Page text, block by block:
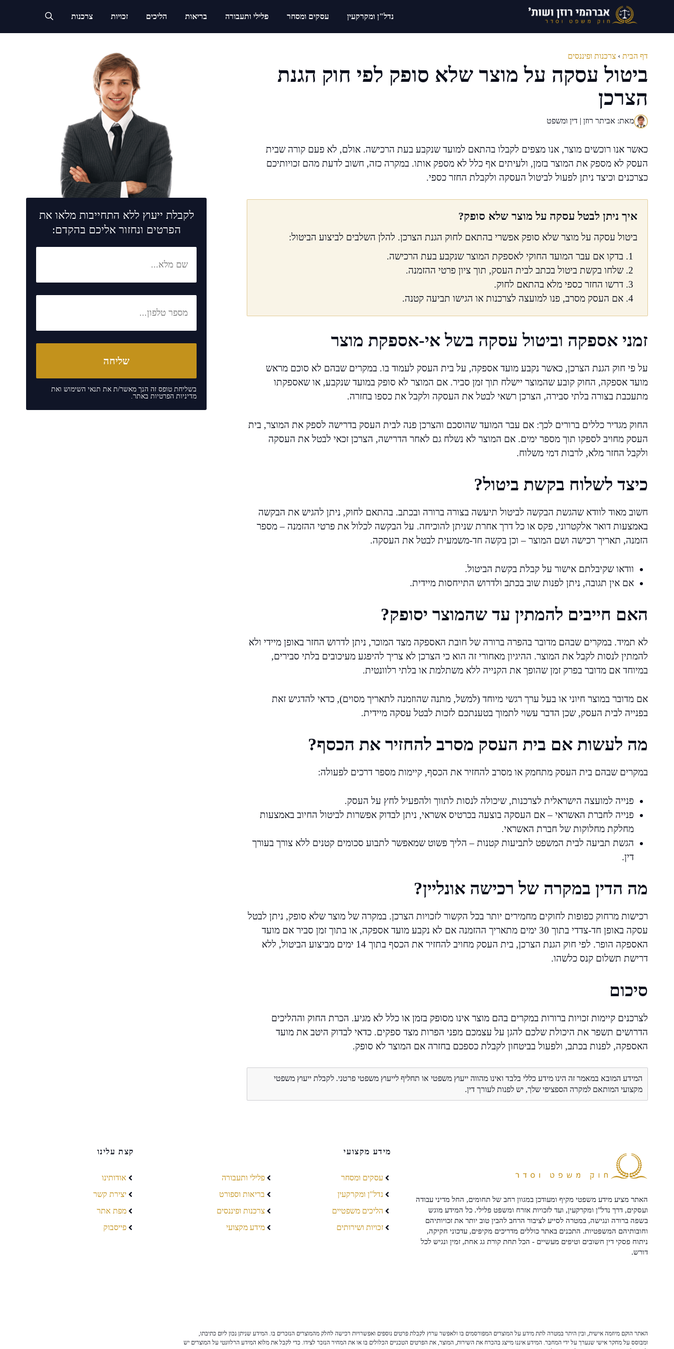
נדל"ן ומקרקעין עסקים ומסחר פלילי ותעבורה בריאות הליכים זכויות צרכנות
דף הבית › צרכנות ופיננסים
ביטול עסקה על מוצר שלא סופק לפי חוק הגנת
הצרכן
מאת: אביתר רוזן | דין ומשפט
כאשר אנו רוכשים מוצר, אנו מצפים לקבלו בהתאם למועד שנקבע בעת הרכישה. אולם, לא פעם קורה שבית
העסק לא מספק את המוצר בזמן, ולעיתים אף כלל לא מספק אותו. במקרה כזה, חשוב לדעת מהם זכויותיכם
כצרכנים וכיצד ניתן לפעול לביטול העסקה ולקבלת החזר כספי.
איך ניתן לבטל עסקה על מוצר שלא סופק?
ביטול עסקה על מוצר שלא סופק אפשרי בהתאם לחוק הגנת הצרכן. להלן השלבים לביצוע הביטול:
בדקו אם עבר המועד החוקי לאספקת המוצר שנקבע בעת הרכישה.
שלחו בקשת ביטול בכתב לבית העסק, תוך ציון פרטי ההזמנה.
דרשו החזר כספי מלא בהתאם לחוק.
אם העסק מסרב, פנו למועצה לצרכנות או הגישו תביעה קטנה.
זמני אספקה וביטול עסקה בשל אי-אספקת מוצר
על פי חוק הגנת הצרכן, כאשר נקבע מועד אספקה, על בית העסק לעמוד בו. במקרים שבהם לא סוכם מראש
מועד אספקה, החוק קובע שהמוצר יישלח תוך זמן סביר. אם המוצר לא סופק במועד שנקבע, או שאספקתו
מתעכבת בצורה בלתי סבירה, הצרכן רשאי לבטל את העסקה ולקבל את כספו בחזרה.
החוק מגדיר כללים ברורים לכך: אם עבר המועד שהוסכם והצרכן פנה לבית העסק בדרישה לספק את המוצר, בית
העסק מחויב לספקו תוך מספר ימים. אם המוצר לא נשלח גם לאחר הדרישה, הצרכן זכאי לבטל את העסקה
ולקבל החזר מלא, לרבות דמי משלוח.
כיצד לשלוח בקשת ביטול?
חשוב מאוד לוודא שהגשת הבקשה לביטול תיעשה בצורה ברורה ובכתב. בהתאם לחוק, ניתן להגיש את הבקשה
באמצעות דואר אלקטרוני, פקס או כל דרך אחרת שניתן להוכיחה. על הבקשה לכלול את פרטי ההזמנה – מספר
הזמנה, תאריך רכישה ושם המוצר – וכן בקשה חד-משמעית לבטל את העסקה.
וודאו שקיבלתם אישור על קבלת בקשת הביטול.
אם אין תגובה, ניתן לפנות שוב בכתב ולדרוש התייחסות מיידית.
האם חייבים להמתין עד שהמוצר יסופק?
לא תמיד. במקרים שבהם מדובר בהפרה ברורה של חובת האספקה מצד המוכר, ניתן לדרוש החזר באופן מיידי ולא
להמתין לנסות לקבל את המוצר. ההיגיון מאחורי זה הוא כי הצרכן לא צריך להיפגע מעיכובים בלתי סבירים,
במיוחד אם מדובר בפרק זמן שהופך את הקנייה ללא משתלמת או בלתי רלוונטית.
אם מדובר במוצר חיוני או בעל ערך רגשי מיוחד (למשל, מתנה שהוזמנה לתאריך מסוים), כדאי להדגיש זאת
בפנייה לבית העסק, שכן הדבר עשוי לתמוך בטענתכם לזכות לבטל עסקה מיידית.
מה לעשות אם בית העסק מסרב להחזיר את הכסף?
במקרים שבהם בית העסק מתחמק או מסרב להחזיר את הכסף, קיימות מספר דרכים לפעולה:
פנייה למועצה הישראלית לצרכנות, שיכולה לנסות לתווך ולהפעיל לחץ על העסק.
פנייה לחברת האשראי – אם העסקה בוצעה בכרטיס אשראי, ניתן לבדוק אפשרות לביטול החיוב באמצעות
מחלקת מחלוקות של חברת האשראי.
הגשת תביעה לבית המשפט לתביעות קטנות – הליך פשוט שמאפשר לתבוע סכומים קטנים ללא צורך בעורך
דין.
מה הדין במקרה של רכישה אונליין?
רכישות מרחוק כפופות לחוקים מחמירים יותר בכל הקשור לזכויות הצרכן. במקרה של מוצר שלא סופק, ניתן לבטל
עסקה באופן חד-צדדי בתוך 30 ימים מתאריך ההזמנה אם לא נקבע מועד אספקה, או בתוך זמן סביר אם מועד
האספקה הופר. לפי חוק הגנת הצרכן, בית העסק מחויב להחזיר את הכסף בתוך 14 ימים מביצוע הביטול, ללא
דרישת תשלום קנס כלשהו.
סיכום
לצרכנים קיימות זכויות ברורות במקרים בהם מוצר אינו מסופק בזמן או כלל לא מגיע. הכרת החוק וההליכים
הדרושים תשפר את היכולת שלכם להגן על עצמכם מפני הפרות מצד ספקים. כדאי לבדוק היטב את מועד
האספקה, לפנות בכתב, ולפעול בביטחון לקבלת כספכם בחזרה אם המוצר לא סופק.
המידע המובא במאמר זה הינו מידע כללי בלבד ואינו מהווה ייעוץ משפטי או תחליף לייעוץ משפטי פרטני. לקבלת ייעוץ משפטי
מקצועי המותאם למקרה הספציפי שלך, יש לפנות לעורך דין.
לקבלת ייעוץ ללא התחייבות מלאו את
הפרטים ונחזור אליכם בהקדם:
בשליחת טופס זה הנך מאשר/ת את תנאי השימושואת
מדיניות הפרטיותבאתר.
האתר מציע מידע משפטי מקיף ומעודכן במגוון רחב של תחומים, החל מדיני עבודה
ועסקים, דרך נדל"ן ומקרקעין, ועד לזכויות אזרח ומשפט פלילי. כל המידע מוגש
בשפה ברורה ונגישה, במטרה לסייע לציבור הרחב להבין טוב יותר את זכויותיהם
וחובותיהם המשפטיות. התכנים באתר כוללים מדריכים מקיפים, עדכוני חקיקה,
ניתוח פסקי דין חשובים וטיפים מעשיים - הכל תחת קורת גג אחת, זמין ונגיש לכל
דורש.
מידע מקצועי
עסקים ומסחר
נדל"ן ומקרקעין
הליכים משפטיים
זכויות ושירותים
פלילי ותעבורה
בריאות וספורט
צרכנות ופיננסים
מידע מקצועי
קצת עלינו
אודותינו
יצירת קשר
מפת אתר
פייסבוק
האתר הוקם מיוזמה אישית, ובין היתר במטרה לתת מידע על המוצרים המפורסמים בו ולאפשר ערוץ לקבלת פרטים נוספים ואפשרויות רכישה לחלק מהמוצרים הנזכרים בו. המידע שניתן נכון ליום כתיבתו,
ומבוסס על מחקר אישי שנערך על ידי המחבר. המידע איננו מייצג בהכרח את השירות, המוצר, את הפרטים הטכניים הכלולים בו או את המחיר הנזכר לצידו. כדי לקבל את מלוא המידע הרלוונטי על המוצרים יש